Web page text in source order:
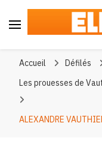
Accueil
Défilés
Les prouesses de
ALEXANDRE